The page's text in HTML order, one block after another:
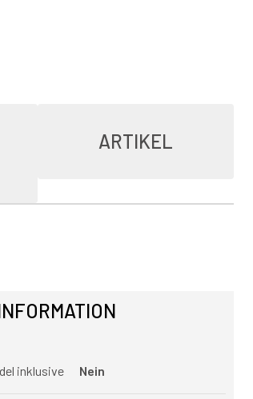
ARTIKEL
inklusive Nein